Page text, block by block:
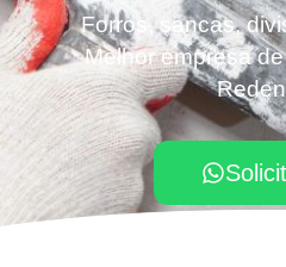
Forros, sancas,
Melhor empresa